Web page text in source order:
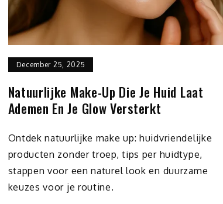
December 25, 2025
Natuurlijke Make-Up Die Je Huid Laat
Ademen En Je Glow Versterkt
Ontdek natuurlijke make up: huidvriendelijke
producten zonder troep, tips per huidtype,
stappen voor een naturel look en duurzame
keuzes voor je routine.